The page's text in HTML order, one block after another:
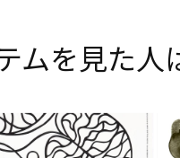
ムを見た人